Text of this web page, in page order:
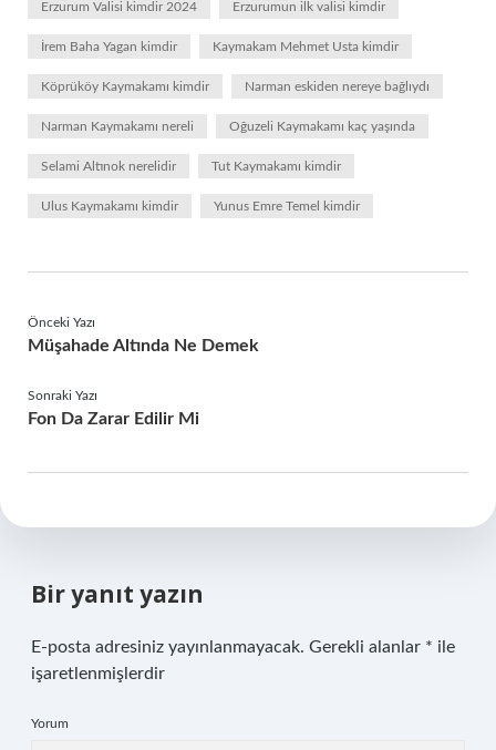
Erzurum Valisi kimdir 2024 Erzurumun ilk valisi kimdir
İrem Baha Yagan kimdir Kaymakam Mehmet Usta kimdir
Köprüköy Kaymakamı kimdir Narman eskiden nereye bağlıydı
Narman Kaymakamı nereli Oğuzeli Kaymakamı kaç yaşında
Selami Altınok nerelidir Tut Kaymakamı kimdir
Ulus Kaymakamı kimdir Yunus Emre Temel kimdir
Önceki Yazı
Müşahade Altında Ne Demek
Sonraki Yazı
Fon Da Zarar Edilir Mi
Bir yanıt yazın
E-posta adresiniz yayınlanmayacak. Gerekli alanlar * ile
işaretlenmişlerdir
Yorum